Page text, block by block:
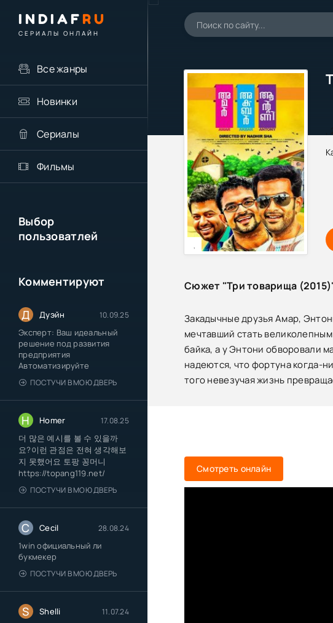
INDIAFRU
СЕРИАЛЫ ОНЛАЙН
Все жанры
Новинки
Сериалы
Фильмы
Выбор
пользоватлей
Комментируют
Д Дуэйн 10.09.25
Эксперт: Ваш идеальный
решение под развития
предприятия
Автоматизируйте
ПОСТУЧИ В МОЮ ДВЕРЬ
H Homer 17.08.25
더 많은 예시를 볼 수 있을까
요?이런 관점은 전혀 생각해보
지 못했어요 토팡 꽁머니
https://topang119.net/
ПОСТУЧИ В МОЮ ДВЕРЬ
C Cecil 28.08.24
1win официальный ли
букмекер
ПОСТУЧИ В МОЮ ДВЕРЬ
S Shelli 11.07.24
,
Сюжет "Три товарища
Закадычные друзья Амар,
мечтавший стать
байка, а у Энтони обворовали
надеются, что фортуна когда-
того невезучая жизнь
Смотреть онлайн